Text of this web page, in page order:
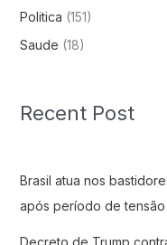
Politica (151)
Saude (18)
Recent Post
Brasil atua nos
após período de tensão